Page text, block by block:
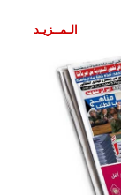
الـمــزيـد